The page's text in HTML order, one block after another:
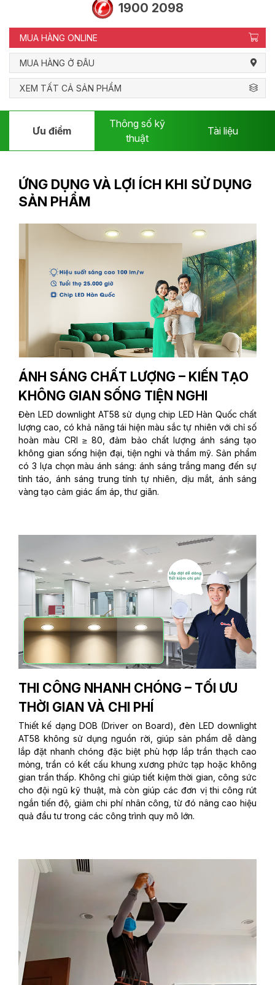
1900 2098
MUA HÀNG ONLINE
MUA HÀNG Ở ĐÂU
XEM TẤT CẢ SẢN PHẨM
Ưu điểm
Thông số kỹ
thuật
Tài liệu
ỨNG DỤNG VÀ LỢI ÍCH KHI SỬ DỤNG
SẢN PHẨM
ÁNH SÁNG CHẤT LƯỢNG – KIẾN TẠO
KHÔNG GIAN SỐNG TIỆN NGHI
Đèn LED downlight AT58 sử dụng chip LED Hàn Quốc chất
lượng cao, có khả năng tái hiện màu sắc tự nhiên với chỉ số
hoàn màu CRI ≥ 80, đảm bảo chất lượng ánh sáng tạo
không gian sống hiện đại, tiện nghi và thẩm mỹ. Sản phẩm
có 3 lựa chọn màu ánh sáng: ánh sáng trắng mang đến sự
tỉnh táo, ánh sáng trung tính tự nhiên, dịu mắt, ánh sáng
vàng tạo cảm giác ấm áp, thư giãn.
THI CÔNG NHANH CHÓNG – TỐI ƯU
THỜI GIAN VÀ CHI PHÍ
Thiết kế dạng DOB (Driver on Board), đèn LED downlight
AT58 không sử dụng nguồn rời, giúp sản phẩm dễ dàng
lắp đặt nhanh chóng đặc biệt phù hợp lắp trần thạch cao
mỏng, trần có kết cấu khung xương phức tạp hoặc không
gian trần thấp. Không chỉ giúp tiết kiệm thời gian, công sức
cho đội ngũ kỹ thuật, mà còn giúp các đơn vị thi công rút
ngắn tiến độ, giảm chi phí nhân công, từ đó nâng cao hiệu
quả đầu tư trong các công trình quy mô lớn.